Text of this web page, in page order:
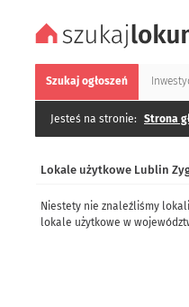
Szukaj ogłoszeń
Jesteś na stronie: Strona
Lokale użytkowe Lublin
Niestety nie znaleźliśmy
lokale użytkowe w